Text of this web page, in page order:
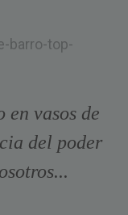
en vasos de
del poder